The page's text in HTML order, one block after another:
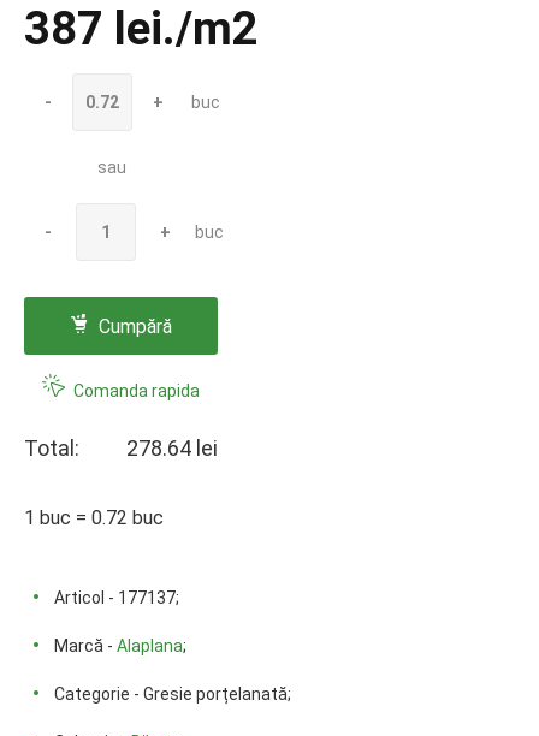
387 lei./m2
- + buc
sau
- + buc
Cumpără
Comanda rapida
Total: 278.64 lei
1 buc = 0.72 buc
Articol - 177137;
Marcă - Alaplana;
Categorie - Gresie porțelanată;